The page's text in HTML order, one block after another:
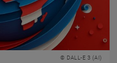
© DALL-E 3 (AI)